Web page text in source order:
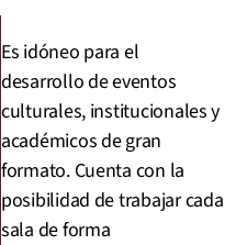
Es idóneo para el
desarrollo de eventos
culturales, institucionales y
académicos de gran
formato. Cuenta con la
posibilidad de trabajar cada
sala de forma